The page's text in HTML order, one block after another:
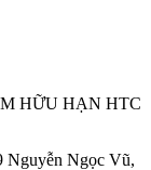
HỮU HẠN HTC
Nguyễn Ngọc Vũ,